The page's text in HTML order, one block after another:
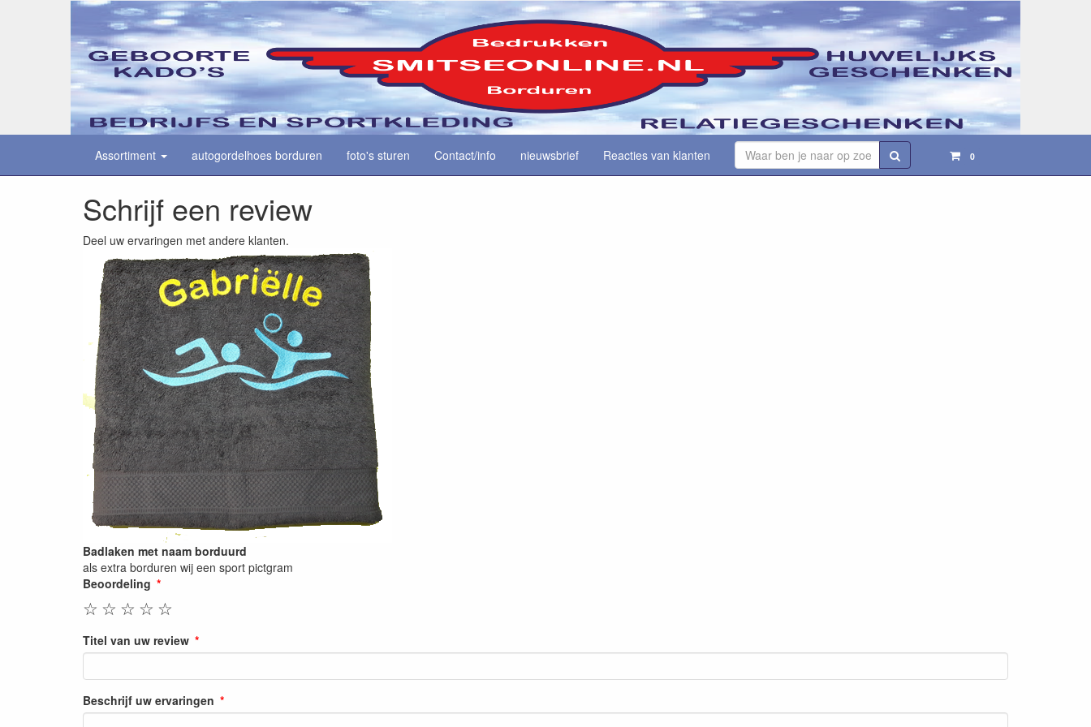
Assortiment autogordelhoes borduren foto's sturen Contact/info nieuwsbrief Reacties van klanten 0
Schrijf een review
Deel uw ervaringen met andere klanten.
Badlaken met naam borduurd
als extra borduren wij een sport pictgram
Beoordeling
☆
☆
☆
☆
☆
Titel van uw review
Beschrijf uw ervaringen